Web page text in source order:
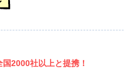
国2000社以上と提携！